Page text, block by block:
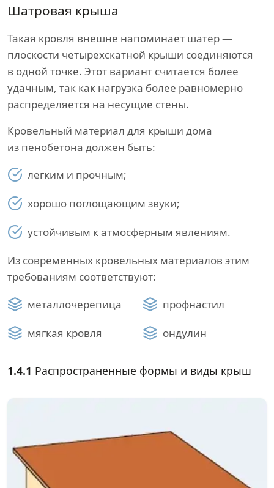
Шатровая крыша
Такая кровля внешне напоминает шатер —
плоскости четырехскатной крыши соединяются
в одной точке. Этот вариант считается более
удачным, так как нагрузка более равномерно
распределяется на несущие стены.
Кровельный материал для крыши дома
из пенобетона должен быть:
легким и прочным;
хорошо поглощающим звуки;
устойчивым к атмосферным явлениям.
Из современных кровельных материалов этим
требованиям соответствуют:
металлочерепица
мягкая кровля
профнастил
ондулин
1.4.1 Распространенные формы и виды крыш